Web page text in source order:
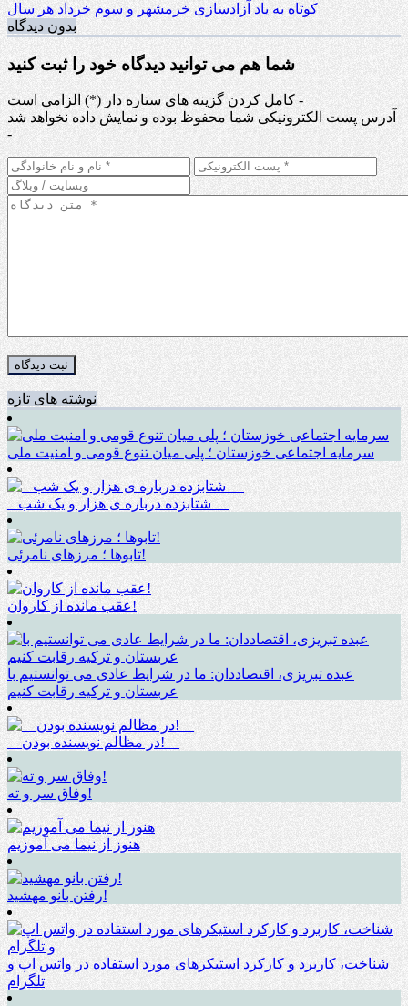
کوتاه به یاد آزادسازی خرمشهر و سوم خرداد هر سال
بدون دیدگاه
شما هم می توانید دیدگاه خود را ثبت کنید
کامل کردن گزینه های ستاره دار (*) الزامی است -
آدرس پست الکترونیکی شما محفوظ بوده و نمایش داده نخواهد شد
-
نوشته های تازه
سرمایه اجتماعی خوزستان ؛ پلی میان تنوع قومی و امنیت ملی
_ شتابزده درباره ی هزار و یک شب __
تابوها ؛ مرزهای نامرئی!
عقب مانده از کاروان!
عبده تبریزی، اقتصاددان: ما در شرایط عادی می توانستیم با
عربستان و ترکیه رقابت کنیم
__در مظالم نویسنده بودن!__
وفاق سر و ته!
هنوز از نیما می آموزیم
رفتن بانو مهشید!
شناخت، کاربرد و کارکرد استیکرهای مورد استفاده در واتس اپ و
تلگرام